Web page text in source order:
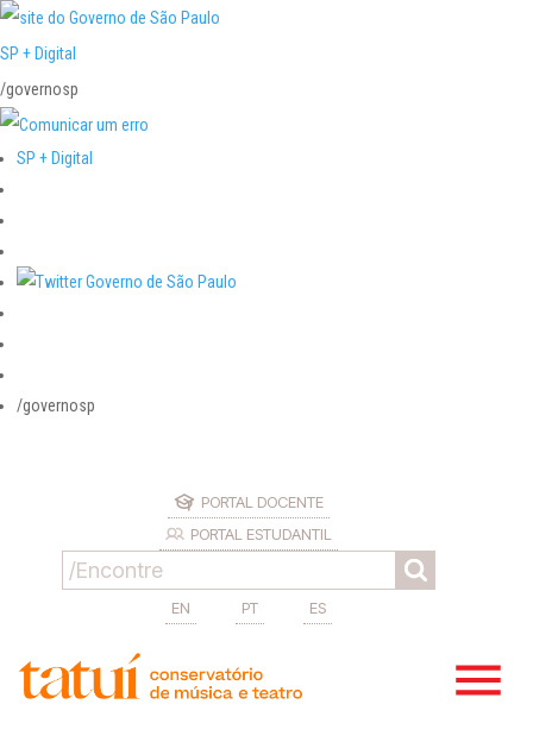
SP + Digital
/governosp
SP + Digital
/governosp
PORTAL DOCENTE
PORTAL ESTUDANTIL
EN PT ES